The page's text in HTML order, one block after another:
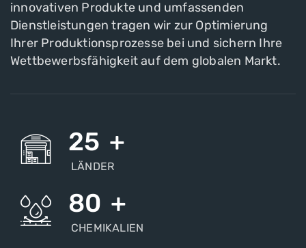
innovativen Produkte und umfassenden
Dienstleistungen tragen wir zur Optimierung
Ihrer Produktionsprozesse bei und sichern Ihre
Wettbewerbsfähigkeit auf dem globalen Markt.
25 +
LÄNDER
80 +
CHEMIKALIEN